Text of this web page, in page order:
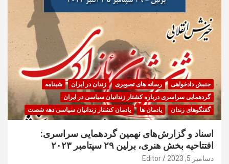
جنبش دادخواهی رسانه های تصویری زندان در ایران
شبنامه
گردهمایی سراسری درباره کشتار زندانیان سیاسی در ایران
گفتگوهای زندان
یادمان ها یادمان کشتار زندانیان سیاسی دهه شصت
اسناد و گزارش‌های نهمین گردهمایی سراسری:
افتتاحیه بخش هنری، برلین ۲۹ سپتامبر ۲۰۲۳
دسامبر 5, 2023 Editor